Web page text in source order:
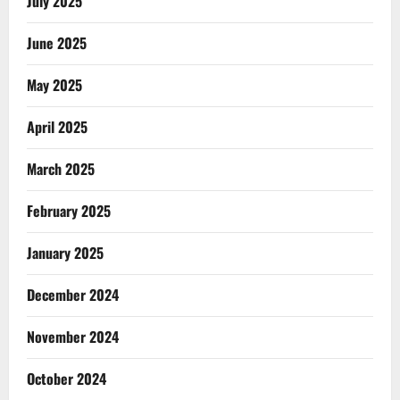
June 2025
May 2025
April 2025
March 2025
February 2025
January 2025
December 2024
November 2024
October 2024